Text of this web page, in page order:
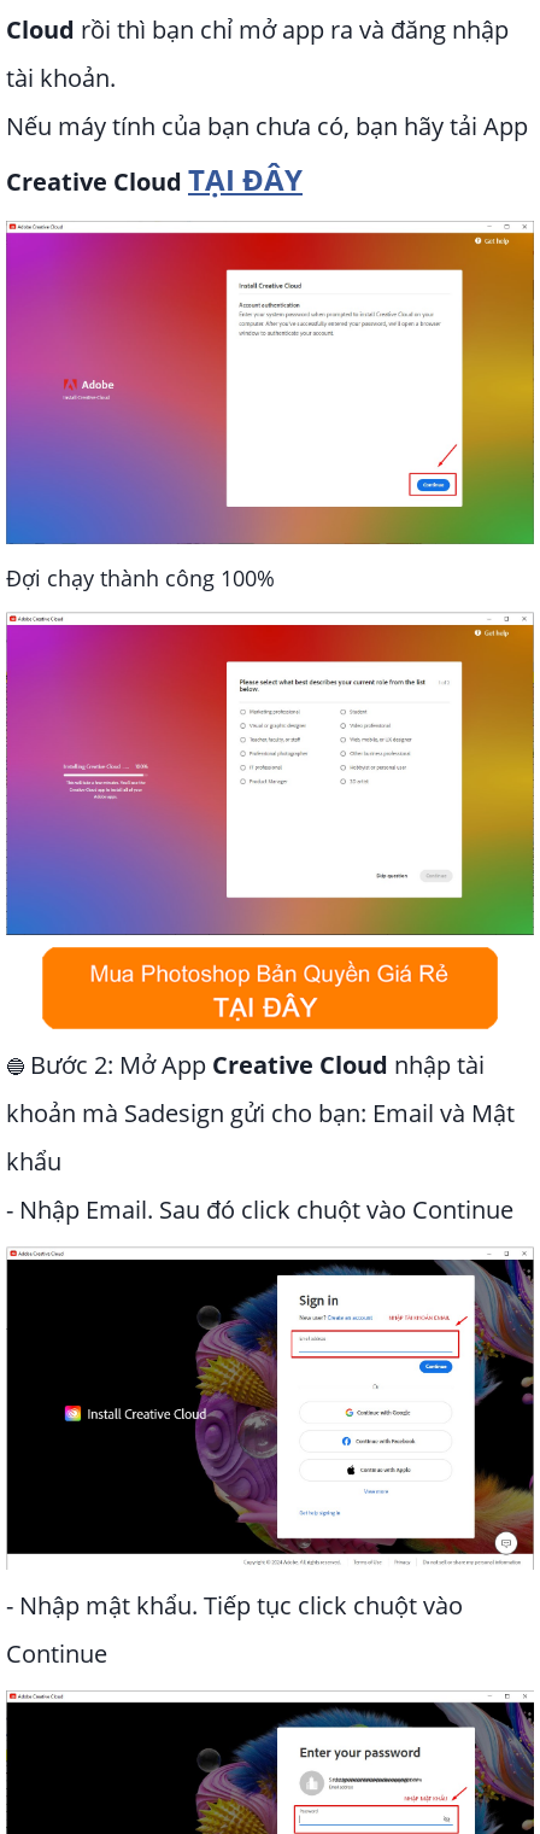
Cloud rồi thì bạn chỉ mở app ra và đăng nhập
tài khoản.
Nếu máy tính của bạn chưa có, bạn hãy tải App
Creative Cloud TẠI ĐÂY
Đợi chạy thành công 100%
🔵 Bước 2: Mở App Creative Cloud nhập tài
khoản mà Sadesign gửi cho bạn: Email và Mật
khẩu
- Nhập Email. Sau đó click chuột vào Continue
- Nhập mật khẩu. Tiếp tục click chuột vào
Continue